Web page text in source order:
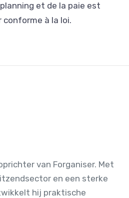
et de la paie est
à la loi.
van Forganiser. Met
en een sterke
hij praktische